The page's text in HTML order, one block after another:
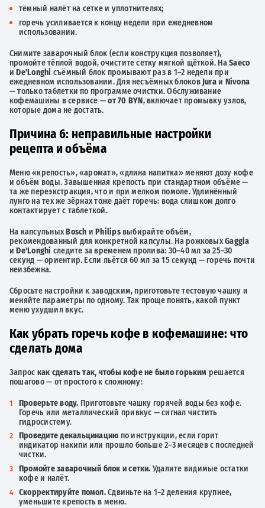
тёмный налёт на сетке и уплотнителях;
горечь усиливается к концу недели при ежедневном
использовании.
Снимите заварочный блок (если конструкция позволяет),
промойте тёплой водой, очистите сетку мягкой щёткой. НаSaeco
иDe'Longhi съёмный блок промывают раз в 1–2 недели при
ежедневном использовании. Для несъёмных блоков Juraи Nivona
— только таблетки по программе очистки. Обслуживание
кофемашины в сервисе —от 70 BYN, включает промывку узлов,
которые дома не достать.
Причина 6: неправильные настройки
рецепта и объёма
Меню «крепость», «аромат», «длина напитка» меняют дозу кофе
и объём воды. Завышенная крепость при стандартном объёме —
та же переэкстракция, что и при мелком помоле. Удлинённый
лунго на тех же зёрнах тоже даёт горечь: вода слишком долго
контактирует с таблеткой.
На капсульныхBosch иPhilipsвыбирайте объём,
рекомендованный для конкретной капсулы. На рожковыхGaggia
иDe'Longhi следите за временем пролива: 30–40 мл за 25–30
секунд — ориентир. Если льётся 60 мл за 15 секунд — горечь почти
неизбежна.
Сбросьте настройки к заводским, приготовьте тестовую чашку и
меняйте параметры по одному. Так проще понять, какой пункт
меню ухудшил вкус.
Как убрать горечь кофе в кофемашине: что
сделать дома
Запрос как сделать так, чтобы кофе не было горьким решается
пошагово — от простого к сложному:
Проверьте воду. Приготовьте чашку горячей воды без кофе.
Горечь или металлический привкус — сигнал чистить
гидросистему.
Проведите декальцинацию по инструкции, если горит
индикатор накипи или прошло больше 2–3 месяцев с последней
чистки.
Промойте заварочный блок и сетки. Удалите видимые остатки
кофе и налёт.
Скорректируйте помол.Сдвиньте на 1–2 деления крупнее,
уменьшите крепость в меню.